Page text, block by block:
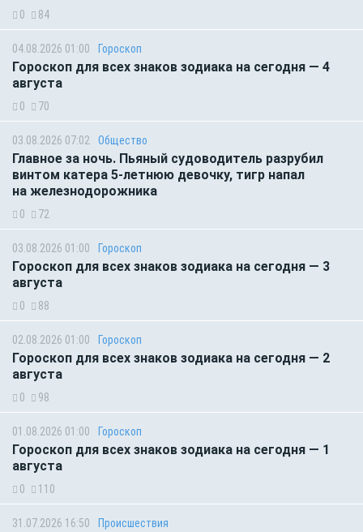
0 84
04.08.2026 01:00 Гороскоп
Гороскоп для всех знаков зодиака на сегодня — 4
августа
0 70
03.08.2026 07:02 Общество
Главное за ночь. Пьяный судоводитель разрубил
винтом катера 5-летнюю девочку, тигр напал
на железнодорожника
0 72
03.08.2026 01:00 Гороскоп
Гороскоп для всех знаков зодиака на сегодня — 3
августа
0 88
02.08.2026 01:00 Гороскоп
Гороскоп для всех знаков зодиака на сегодня — 2
августа
0 98
01.08.2026 01:00 Гороскоп
Гороскоп для всех знаков зодиака на сегодня — 1
августа
0 110
31.07.2026 16:50 Происшествия